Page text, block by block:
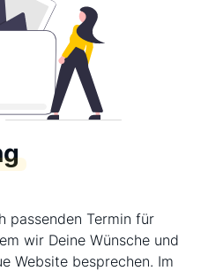
passenden Termin für
wir Deine Wünsche und
Website besprechen. Im